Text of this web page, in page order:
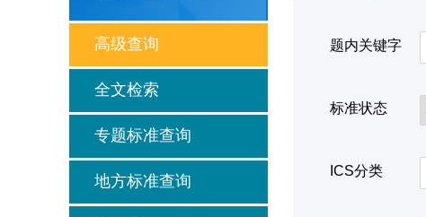
高级查询
全文检索
专题标准查询
地方标准查询
题内关键字
标准状态
ICS分类